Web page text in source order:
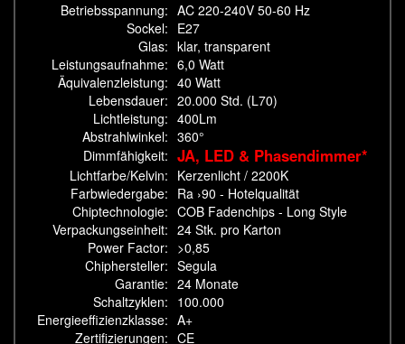
Betriebsspannung: AC 220-240V 50-60 Hz
Sockel: E27
Glas: klar, transparent
Leistungsaufnahme: 6,0 Watt
Äquivalenzleistung: 40 Watt
Lebensdauer: 20.000 Std. (L70)
Lichtleistung: 400Lm
Abstrahlwinkel: 360°
Dimmfähigkeit: JA, LED & Phasendimmer*
Lichtfarbe/Kelvin: Kerzenlicht / 2200K
Farbwiedergabe: Ra ›90 - Hotelqualität
Chiptechnologie: COB Fadenchips - Long Style
Verpackungseinheit: 24 Stk. pro Karton
Power Factor: >0,85
Chiphersteller: Segula
Garantie: 24 Monate
Schaltzyklen: 100.000
Energieeffizienzklasse: A+
Zertifizierungen: CE